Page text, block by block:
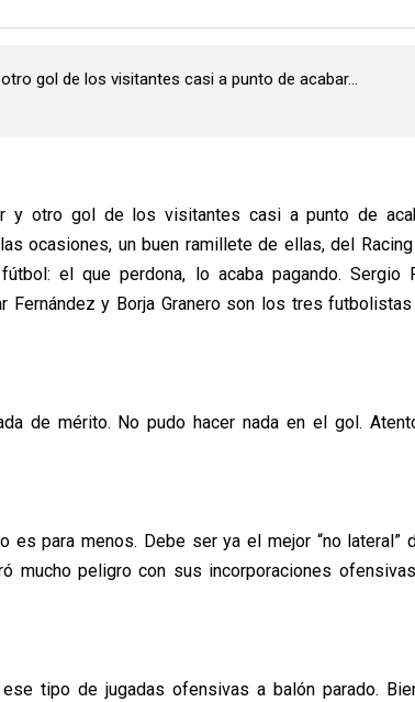
gol de los visitantes casi a punto de acabar…
y otro gol de los visitantes casi a punto de
ocasiones, un buen ramillete de ellas, del
el que perdona, lo acaba pagando. Sergio
Fernández y Borja Granero son los tres
de mérito. No pudo hacer nada en el gol.
es para menos. Debe ser ya el mejor “no lateral”
mucho peligro con sus incorporaciones
tipo de jugadas ofensivas a balón parado.